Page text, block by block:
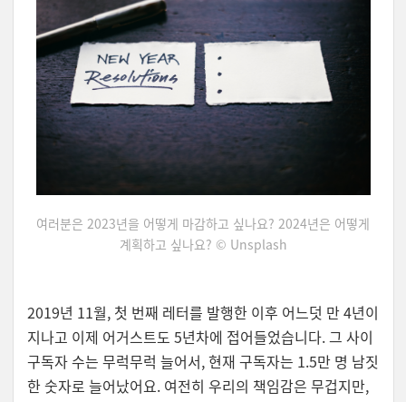
여러분은 2023년을 어떻게 마감하고 싶나요? 2024년은 어떻게
계획하고 싶나요? © Unsplash
2019년 11월, 첫 번째 레터를 발행한 이후 어느덧 만 4년이
지나고 이제 어거스트도 5년차에 접어들었습니다. 그 사이
구독자 수는 무럭무럭 늘어서, 현재 구독자는 1.5만 명 남짓
한 숫자로 늘어났어요. 여전히 우리의 책임감은 무겁지만,